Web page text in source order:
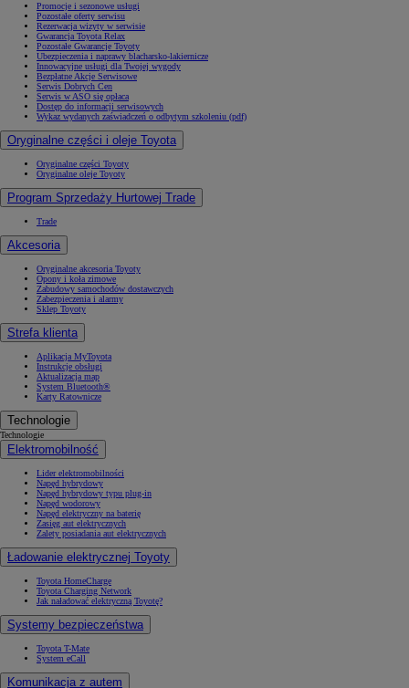
Promocje i sezonowe usługi
Pozostałe oferty serwisu
Rezerwacja wizyty w serwisie
Gwarancja Toyota Relax
Pozostałe Gwarancje Toyoty
Ubezpieczenia i naprawy blacharsko-lakiernicze
Innowacyjne usługi dla Twojej wygody
Bezpłatne Akcje Serwisowe
Serwis Dobrych Cen
Serwis w ASO się opłaca
Dostęp do informacji serwisowych
Wykaz wydanych zaświadczeń o odbytym szkoleniu (pdf)
Oryginalne części i oleje Toyota
Oryginalne części Toyoty
Oryginalne oleje Toyoty
Program Sprzedaży Hurtowej Trade
Trade
Akcesoria
Oryginalne akcesoria Toyoty
Opony i koła zimowe
Zabudowy samochodów dostawczych
Zabezpieczenia i alarmy
Sklep Toyoty
Strefa klienta
Aplikacja MyToyota
Instrukcje obsługi
Aktualizacja map
System Bluetooth®
Karty Ratownicze
Technologie
Technologie
Elektromobilność
Lider elektromobilności
Napęd hybrydowy
Napęd hybrydowy typu plug-in
Napęd wodorowy
Napęd elektryczny na baterię
Zasięg aut elektrycznych
Zalety posiadania aut elektrycznych
Ładowanie elektrycznej Toyoty
Toyota HomeCharge
Toyota Charging Network
Jak naładować elektryczną Toyotę?
Systemy bezpieczeństwa
Toyota T-Mate
System eCall
Komunikacja z autem